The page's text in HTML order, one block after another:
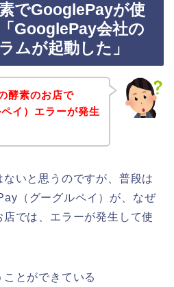
でGooglePayが使
GooglePay会社の
ムが起動した」
酵素のお店で
イ）エラーが発生
いと思うのですが、普段は
（グーグルペイ）が、なぜ
では、エラーが発生して使
とができている